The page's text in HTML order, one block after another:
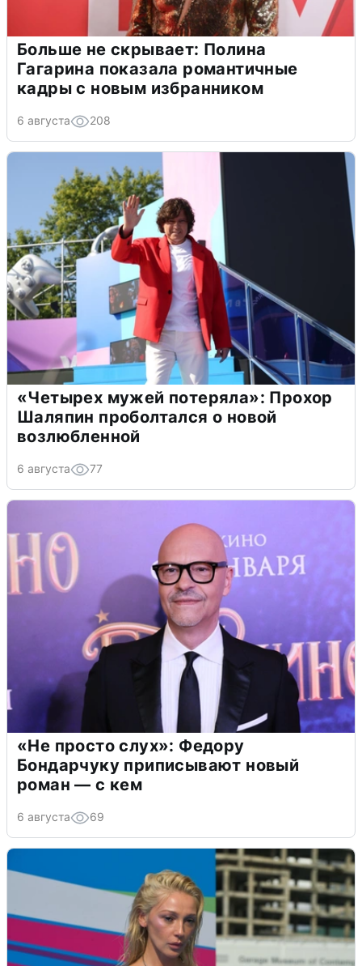
Больше не скрывает: Полина
Гагарина показала романтичные
кадры с новым избранником
6 августа 208
«Четырех мужей потеряла»: Прохор
Шаляпин проболтался о новой
возлюбленной
6 августа 77
«Не просто слух»: Федору
Бондарчуку приписывают новый
роман — с кем
6 августа 69